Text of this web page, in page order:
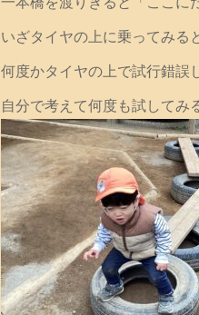
いざタイヤの上に乗ってみる
何度かタイヤの上で試行錯誤
自分で考えて何度も試してみ